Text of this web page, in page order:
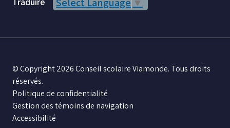
© Copyright 2026 Conseil scolaire Viamonde. Tous droits
réservés.
Politique de confidentialité
Gestion des témoins de navigation
Accessibilité